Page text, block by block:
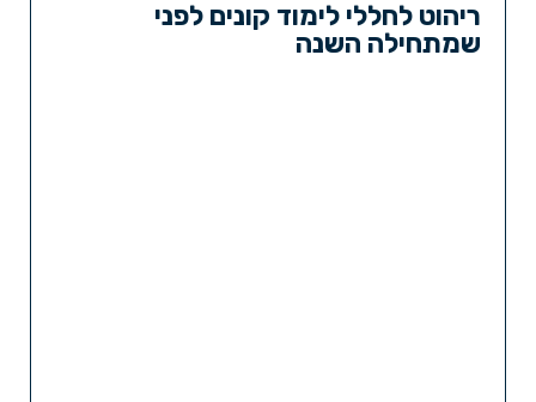
ריהוט לחללי לימוד קונים לפני
שמתחילה השנה